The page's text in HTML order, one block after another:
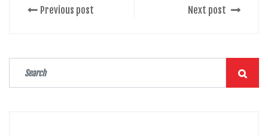
Previous post Next post